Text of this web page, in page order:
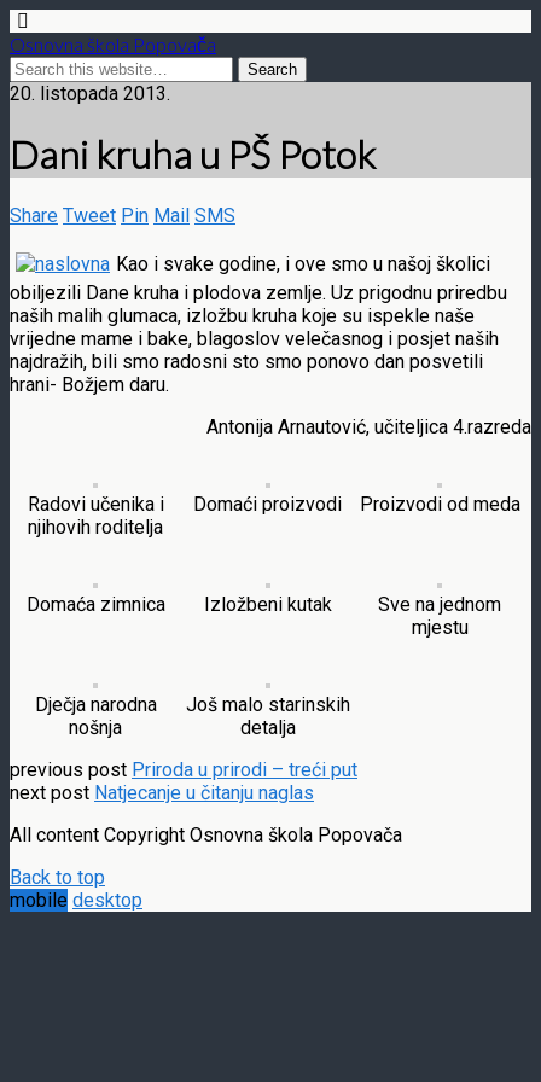
Osnovna škola Popovača
20. listopada 2013.
Dani kruha u PŠ Potok
Share Tweet Pin Mail SMS
Kao i svake godine, i ove smo u našoj školici
obiljezili Dane kruha i plodova zemlje. Uz prigodnu priredbu
naših malih glumaca, izložbu kruha koje su ispekle naše
vrijedne mame i bake, blagoslov velečasnog i posjet naših
najdražih, bili smo radosni sto smo ponovo dan posvetili
hrani- Božjem daru.
Antonija Arnautović, učiteljica 4.razreda
Radovi učenika i
njihovih roditelja
Domaći proizvodi Proizvodi od meda
Domaća zimnica Izložbeni kutak
Sve na jednom
mjestu
Dječja narodna
nošnja
Još malo starinskih
detalja
previous post Priroda u prirodi – treći put
next post Natjecanje u čitanju naglas
All content Copyright Osnovna škola Popovača
Back to top
mobile desktop